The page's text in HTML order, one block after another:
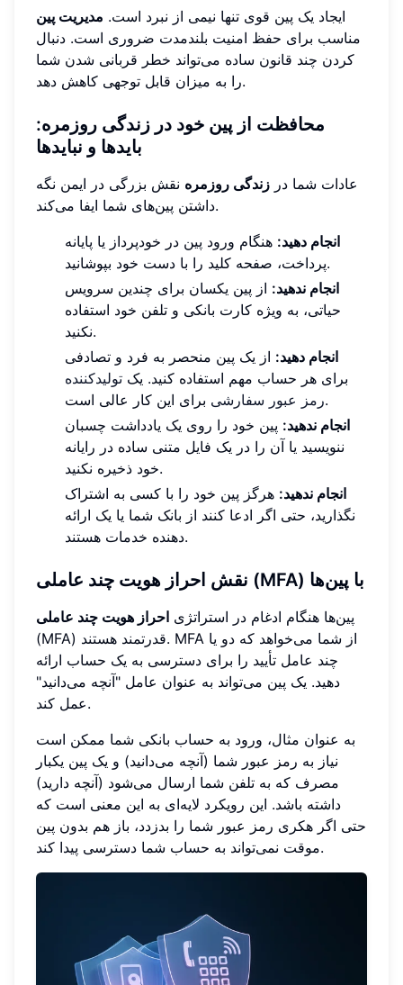
ایجاد یک پین قوی تنها نیمی از نبرد است. مدیریت پین
مناسب برای حفظ امنیت بلندمدت ضروری است. دنبال
کردن چند قانون ساده می‌تواند خطر قربانی شدن شما
را به میزان قابل توجهی کاهش دهد.
محافظت از پین خود در زندگی روزمره:
بایدها و نبایدها
عادات شما در زندگی روزمره نقش بزرگی در ایمن نگه
داشتن پین‌های شما ایفا می‌کند.
انجام دهید: هنگام ورود پین در خودپرداز یا پایانه
پرداخت، صفحه کلید را با دست خود بپوشانید.
انجام ندهید: از پین یکسان برای چندین سرویس
حیاتی، به ویژه کارت بانکی و تلفن خود استفاده
نکنید.
انجام دهید: از یک پین منحصر به فرد و تصادفی
برای هر حساب مهم استفاده کنید. یک تولیدکننده
رمز عبور سفارشیبرای این کار عالی است.
انجام ندهید: پین خود را روی یک یادداشت چسبان
ننویسید یا آن را در یک فایل متنی ساده در رایانه
خود ذخیره نکنید.
انجام ندهید: هرگز پین خود را با کسی به اشتراک
نگذارید، حتی اگر ادعا کنند از بانک شما یا یک ارائه
دهنده خدمات هستند.
نقش احراز هویت چند عاملی (MFA) با پین‌ها
پین‌ها هنگام ادغام در استراتژی احراز هویت چند عاملی
(MFA) قدرتمند هستند. MFA از شما می‌خواهد که دو یا
چند عامل تأیید را برای دسترسی به یک حساب ارائه
دهید. یک پین می‌تواند به عنوان عامل "آنچه می‌دانید"
عمل کند.
به عنوان مثال، ورود به حساب بانکی شما ممکن است
نیاز به رمز عبور شما (آنچه می‌دانید) و یک پین یکبار
مصرف که به تلفن شما ارسال می‌شود (آنچه دارید)
داشته باشد. این رویکرد لایه‌ای به این معنی است که
حتی اگر هکری رمز عبور شما را بدزدد، باز هم بدون پین
موقت نمی‌تواند به حساب شما دسترسی پیدا کند.